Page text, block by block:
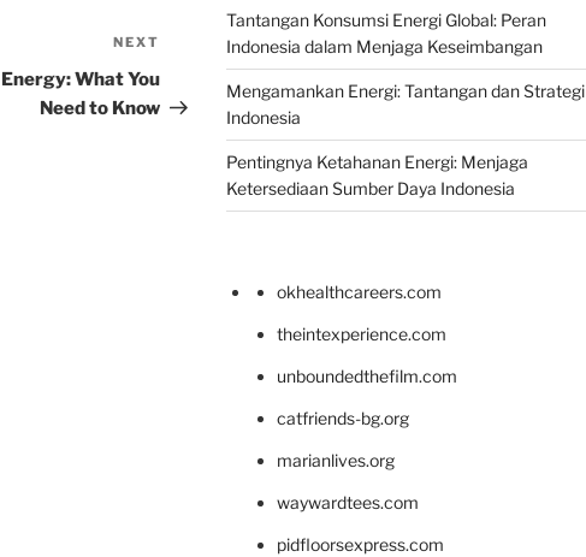
Post
NEXT
What You
Need to Know
Tantangan Konsumsi Energi Global: Peran
Indonesia dalam Menjaga Keseimbangan
Mengamankan Energi: Tantangan dan Strategi
Indonesia
Pentingnya Ketahanan Energi: Menjaga
Ketersediaan Sumber Daya Indonesia
okhealthcareers.com
theintexperience.com
unboundedthefilm.com
catfriends-bg.org
marianlives.org
waywardtees.com
pidfloorsexpress.com